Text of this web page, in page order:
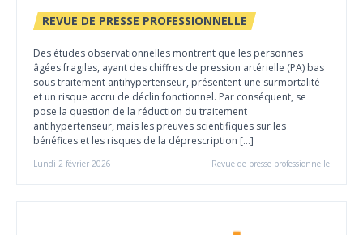
REVUE DE PRESSE PROFESSIONNELLE
Des études observationnelles montrent que les personnes
âgées fragiles, ayant des chiffres de pression artérielle (PA) bas
sous traitement antihypertenseur, présentent une surmortalité
et un risque accru de déclin fonctionnel. Par conséquent, se
pose la question de la réduction du traitement
antihypertenseur, mais les preuves scientifiques sur les
bénéfices et les risques de la déprescription […]
Lundi 2 février 2026 Revue de presse professionnelle